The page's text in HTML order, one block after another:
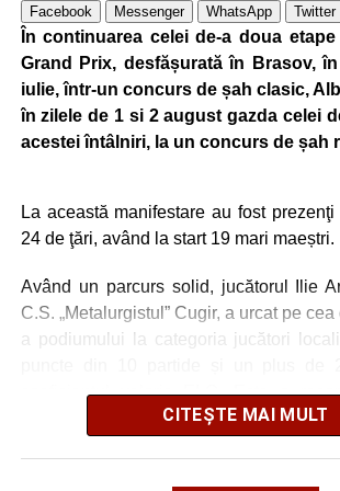
Metalurgistul Cugir: B. Avram – P.
Balaur, Sebaș (78, Kiraly) – Șaucă/
Butnariu, Udrea (60, Todoran), B.
Păcurar), Cocan, Goronea (60, Bura);
Iosif, Mâlnă, G. Cristea. Antrenor: Lucian
Hondorocu – Giurică, Morariu – Vreja,
Trip; rezerve Krupenschi, Fulga, Nițu,
Adaugă cugirinfo.ro
Facebook Messenger WhatsApp Twitter
În continuarea celei de-a doua
Grand Prix, desfășurată în Brasov,
iulie, într-un concurs de șah clasic,
în zilele de 1 si 2 august gazda celei
acestei întâlniri, la un concurs de șah
La această manifestare au fost
24 de ţări, având la start 19 mari maeștri.
Având un parcurs solid, jucătorul Ilie
C.S. „Metalurgistul” Cugir, a urcat pe
a podiumului la categoria jucători
coeficientul valoric ELO. Este o
pentru tânărul jucător cugirean având în
CITEȘTE MAI MULT